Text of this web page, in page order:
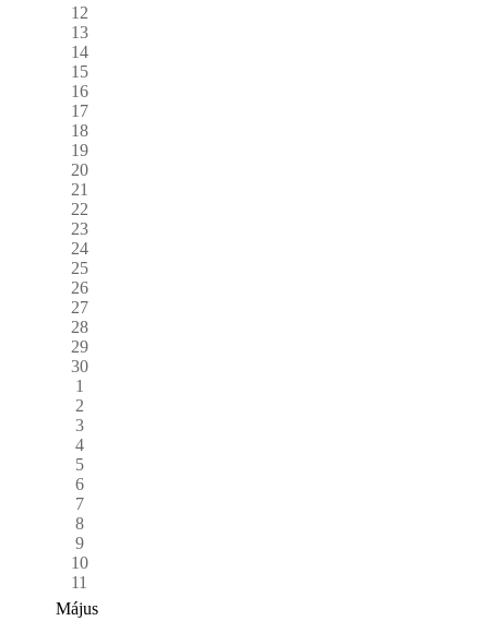
12
13
14
15
16
17
18
19
20
21
22
23
24
25
26
27
28
29
30
1
2
3
4
5
6
7
8
9
10
11
Május